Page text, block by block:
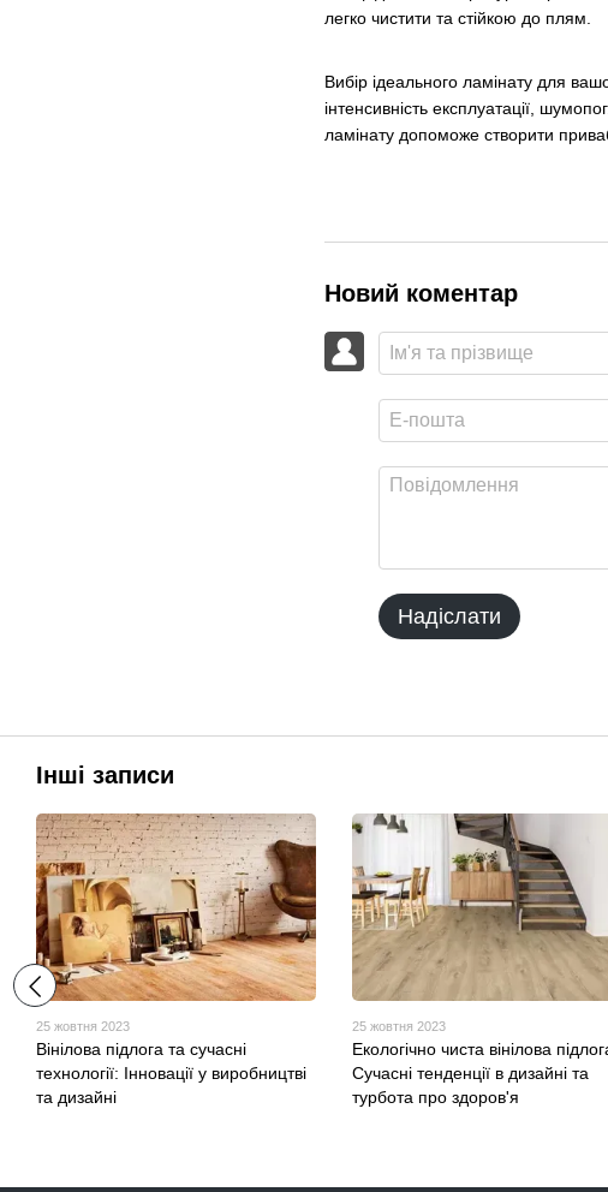
легко чистити та стійкою до плям.
Вибір ідеального ламінату для
інтенсивність експлуатації,
ламінату допоможе створити
Новий коментар
Надіслати
Інші записи
25 жовтня 2023
Вінілова підлога та сучасні
технології: Інновації у виробництві
та дизайні
25 жовтня 2023
Екологічно чиста вінілова
Сучасні тенденції в дизайні та
турбота про здоров'я